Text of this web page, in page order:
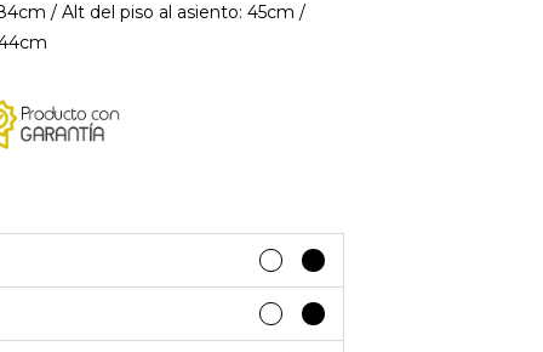
/ Alt del piso al asiento: 45cm /